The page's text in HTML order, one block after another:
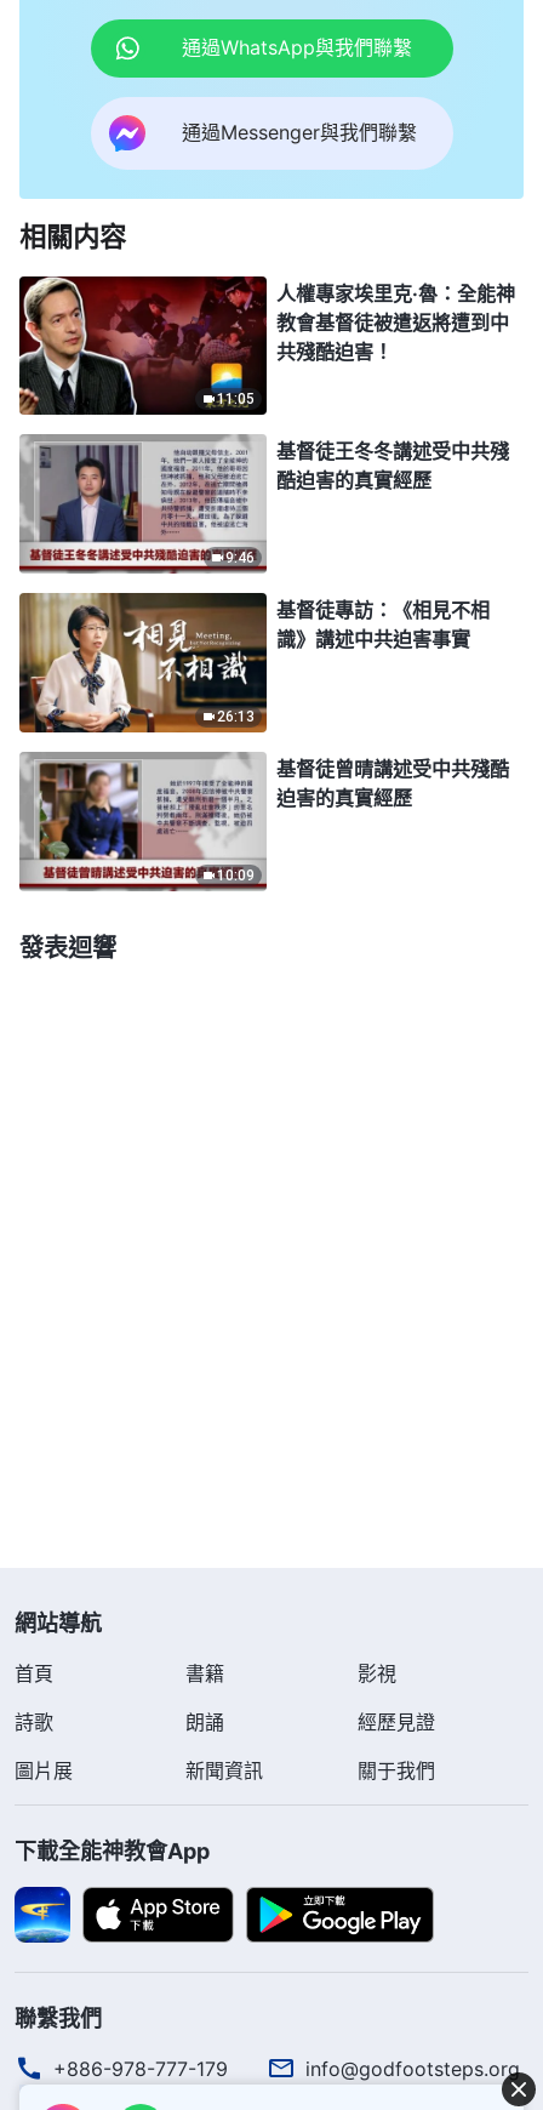
通過WhatsApp與我們聯繫
通過Messenger與我們聯繫
相關内容
11:05
人權專家埃里克·魯：全能神
教會基督徒被遣返將遭到中
共殘酷迫害！
9:46
基督徒王冬冬講述受中共殘
酷迫害的真實經歷
26:13
基督徒專訪：《相見不相
識》講述中共迫害事實
10:09
基督徒曾晴講述受中共殘酷
迫害的真實經歷
發表迴響
網站導航
首頁 書籍
影視
詩歌
朗誦
經歷見證
圖片展
新聞資訊 關于我們
下載全能神教會App
聯繫我們
+886-978-777-179 info@godfootsteps.org